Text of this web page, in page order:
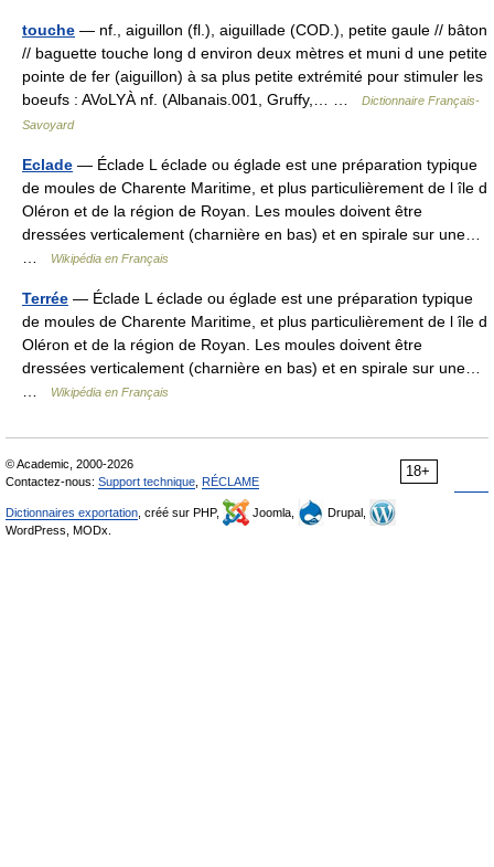
touche — nf., aiguillon (fl.), aiguillade (COD.), petite gaule // bâton
// baguette touche long d environ deux mètres et muni d une petite
pointe de fer (aiguillon) à sa plus petite extrémité pour stimuler les
boeufs : AVoLYÀ nf. (Albanais.001, Gruffy,… …
Dictionnaire Français-
Savoyard
Eclade — Éclade L éclade ou églade est une préparation typique
de moules de Charente Maritime, et plus particulièrement de l île d
Oléron et de la région de Royan. Les moules doivent être
dressées verticalement (charnière en bas) et en spirale sur une…
Wikipédia en Français
Terrée — Éclade L éclade ou églade est une préparation typique
de moules de Charente Maritime, et plus particulièrement de l île d
Oléron et de la région de Royan. Les moules doivent être
dressées verticalement (charnière en bas) et en spirale sur une…
Wikipédia en Français
18+
© Academic, 2000-2026
Contactez-nous: Support technique RÉCLAME
Dictionnaires exportation , créé sur PHP, Joomla,
Drupal,
WordPress, MODx.